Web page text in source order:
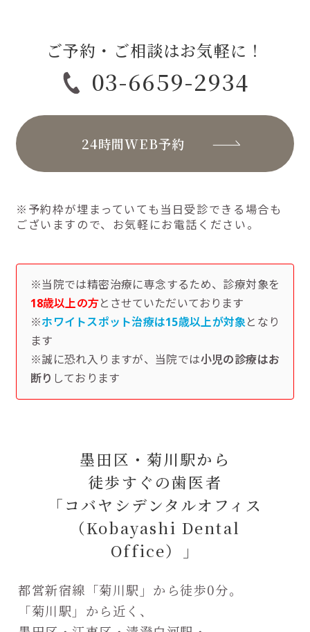
ご予約・ご相談はお気軽に！
03-6659-2934
24時間WEB予約
※予約枠が埋まっていても当日受診できる場合も
ございますので、お気軽にお電話ください。
※当院では精密治療に専念するため、診療対象を
18歳以上の方とさせていただいております
※ホワイトスポット治療は15歳以上が対象となり
ます
※誠に恐れ入りますが、当院では小児の診療はお
断り しております
墨田区・菊川駅から
徒歩すぐの歯医者
「コバヤシデンタルオフィス
（Kobayashi Dental
Office）」
都営新宿線「菊川駅」から徒歩0分。
「菊川駅」から近く、